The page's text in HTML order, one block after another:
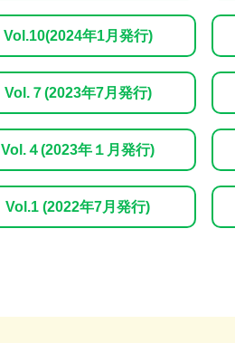
Vol.10(2024年1月発行)
Vol.７(2023年7月発行)
Vol.４(2023年１月発行)
Vol.1 (2022年7月発行)